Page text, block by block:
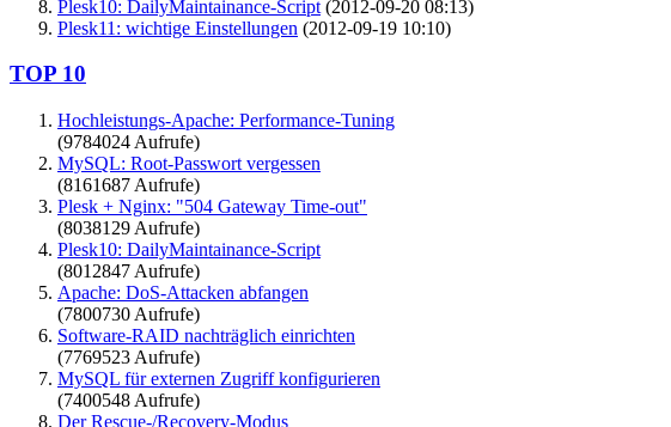
Plesk10: DailyMaintainance-Script (2012-09-20 08:13)
Plesk11: wichtige Einstellungen (2012-09-19 10:10)
TOP 10
Hochleistungs-Apache: Performance-Tuning
(9784024 Aufrufe)
MySQL: Root-Passwort vergessen
(8161687 Aufrufe)
Plesk + Nginx: "504 Gateway Time-out"
(8038129 Aufrufe)
Plesk10: DailyMaintainance-Script
(8012847 Aufrufe)
Apache: DoS-Attacken abfangen
(7800730 Aufrufe)
Software-RAID nachträglich einrichten
(7769523 Aufrufe)
MySQL für externen Zugriff konfigurieren
(7400548 Aufrufe)
Der Rescue-/Recovery-Modus